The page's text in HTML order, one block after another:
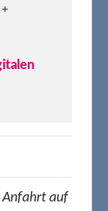
Anfahrt auf